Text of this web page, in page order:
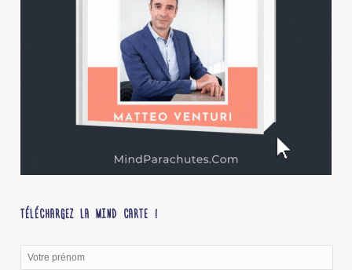
TÉLÉCHARGEZ LA MIND CARTE !